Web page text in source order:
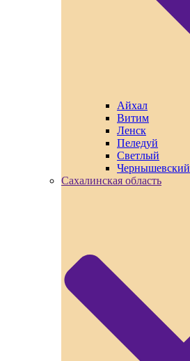
Айхал
Витим
Ленск
Пеледуй
Светлый
Чернышевский
Сахалинская область